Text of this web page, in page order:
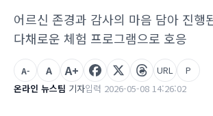
어르신 존경과 감사의 마음 담아 진행
다채로운 체험 프로그램으로 호응
온라인 뉴스팀 기자입력 2026-05-08 14:26:02
A- A A+ URL P